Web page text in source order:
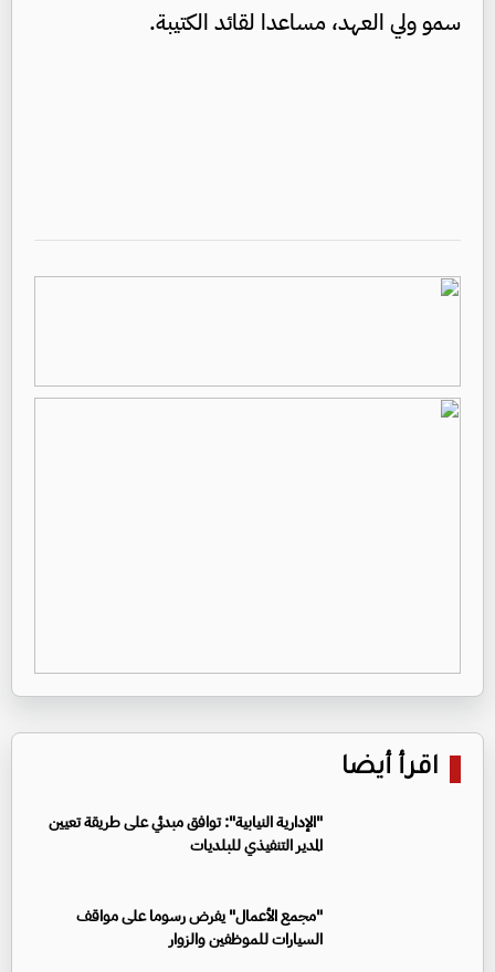
سمو ولي العهد، مساعدا لقائد الكتيبة.
اقرأ أيضا
"الإدارية النيابية": توافق مبدئي على طريقة تعيين
المدير التنفيذي للبلديات
"مجمع الأعمال" يفرض رسوما على مواقف
السيارات للموظفين والزوار